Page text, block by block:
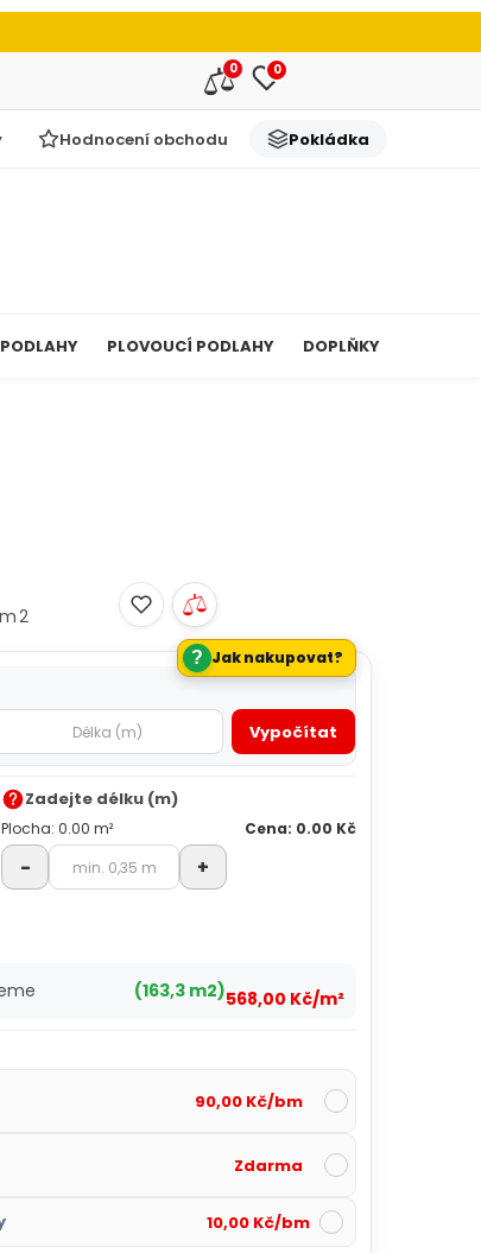
0 0
Hodnocení obchodu Pokládka
PLOVOUCÍ PODLAHY DOPLŇKY
Vypočítat
Zadejte délku (m)
Plocha: 0.00 m² Cena: 0.00 Kč
- +
(163,3 m2)568,00 Kč/m²
90,00 Kč/bm
Zdarma
10,00 Kč/bm
? Jak nakupovat?